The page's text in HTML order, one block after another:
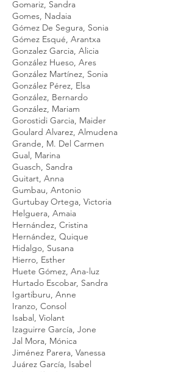
Gomariz, Sandra
Gomes, Nadaia
Gómez De Segura, Sonia
Gómez Esqué, Arantxa
Gonzalez Garcia, Alicia
González Hueso, Ares
González Martínez, Sonia
González Pérez, Elsa
González, Bernardo
González, Mariam
Gorostidi Garcia, Maider
Goulard Alvarez, Almudena
Grande, M. Del Carmen
Gual, Marina
Guasch, Sandra
Guitart, Anna
Gumbau, Antonio
Gurtubay Ortega, Victoria
Helguera, Amaia
Hernández, Cristina
Hernández, Quique
Hidalgo, Susana
Hierro, Esther
Huete Gómez, Ana-luz
Hurtado Escobar, Sandra
Igartiburu, Anne
Iranzo, Consol
Isabal, Violant
Izaguirre García, Jone
Jal Mora, Mónica
Jiménez Parera, Vanessa
Juárez García, Isabel